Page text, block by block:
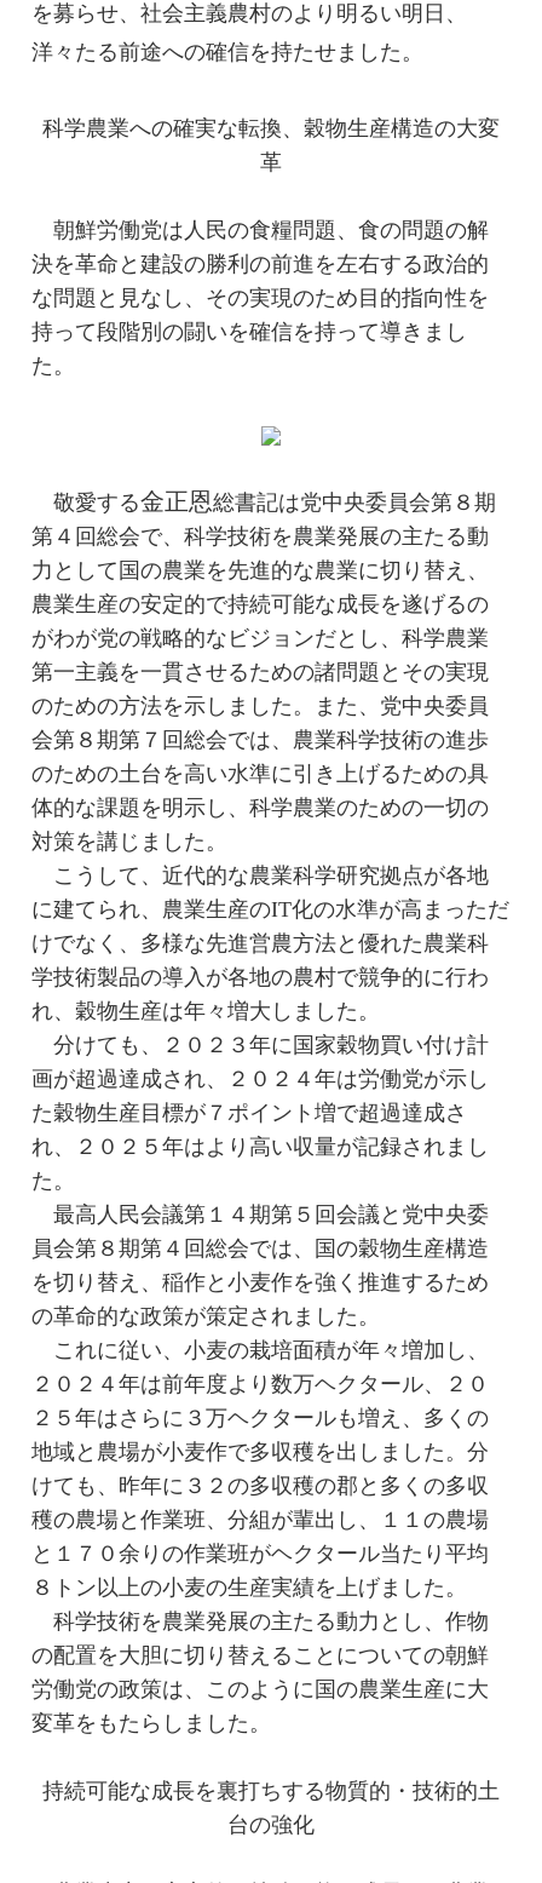
を募らせ、社会主義農村のより明るい明日、
洋々たる前途への確信を持たせました。
科学農業への確実な転換、穀物生産構造の大変
革
朝鮮労働党は人民の食糧問題、食の問題の解
決を革命と建設の勝利の前進を左右する政治的
な問題と見なし、その実現のため目的指向性を
持って段階別の闘いを確信を持って導きまし
た。
敬愛する金正恩総書記は党中央委員会第８期
第４回総会で、科学技術を農業発展の主たる動
力として国の農業を先進的な農業に切り替え、
農業生産の安定的で持続可能な成長を遂げるの
がわが党の戦略的なビジョンだとし、科学農業
第一主義を一貫させるための諸問題とその実現
のための方法を示しました。また、党中央委員
会第８期第７回総会では、農業科学技術の進歩
のための土台を高い水準に引き上げるための具
体的な課題を明示し、科学農業のための一切の
対策を講じました。
こうして、近代的な農業科学研究拠点が各地
に建てられ、農業生産のIT化の水準が高まっただ
けでなく、多様な先進営農方法と優れた農業科
学技術製品の導入が各地の農村で競争的に行わ
れ、穀物生産は年々増大しました。
分けても、２０２３年に国家穀物買い付け計
画が超過達成され、２０２４年は労働党が示し
た穀物生産目標が７ポイント増で超過達成さ
れ、２０２５年はより高い収量が記録されまし
た。
最高人民会議第１４期第５回会議と党中央委
員会第８期第４回総会では、国の穀物生産構造
を切り替え、稲作と小麦作を強く推進するため
の革命的な政策が策定されました。
これに従い、小麦の栽培面積が年々増加し、
２０２４年は前年度より数万ヘクタール、２０
２５年はさらに３万ヘクタールも増え、多くの
地域と農場が小麦作で多収穫を出しました。分
けても、昨年に３２の多収穫の郡と多くの多収
穫の農場と作業班、分組が輩出し、１１の農場
と１７０余りの作業班がヘクタール当たり平均
８トン以上の小麦の生産実績を上げました。
科学技術を農業発展の主たる動力とし、作物
の配置を大胆に切り替えることについての朝鮮
労働党の政策は、このように国の農業生産に大
変革をもたらしました。
持続可能な成長を裏打ちする物質的・技術的土
台の強化